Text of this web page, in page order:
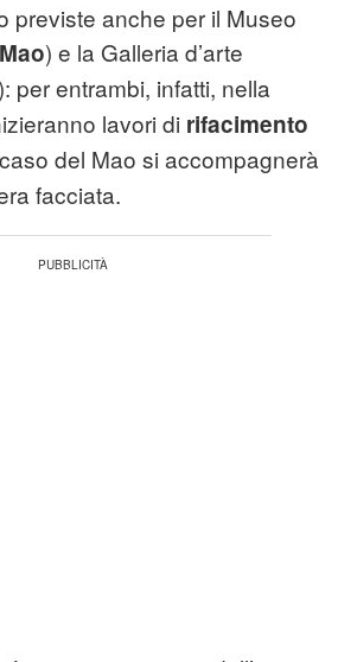
previste anche per il Museo
Mao) e la Galleria d’arte
): per entrambi, infatti, nella
lavori di rifacimento
del Mao si accompagnerà
facciata.